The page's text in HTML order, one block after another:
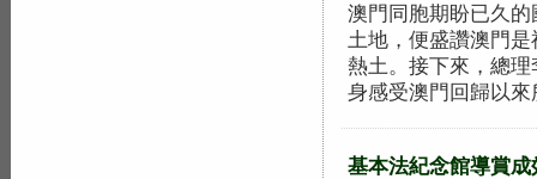
澳門同胞期盼已久
土地，便盛讚澳門是
熱土。接下來，總
身感受澳門回歸以
基本法紀念館導賞成